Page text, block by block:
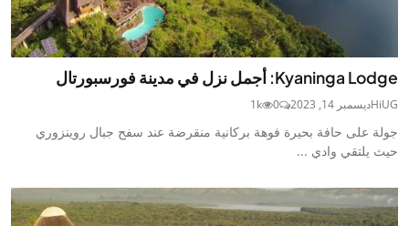
Kyaninga Lodge: أجمل نزل في مدينة فورسبورتال
HiUGديسمبر 14, 2023 0
1k
جولة على حافة بحيرة فوهة بركانية منقرضة عند سفح جبال روينزوري
حيث يلتقي وادي ...